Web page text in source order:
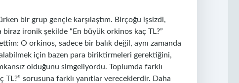
bir grup gençle karşılaştım. Birçoğu işsizdi,
ironik şekilde “En büyük orkinos kaç TL?”
O orkinos, sadece bir balık değil, aynı zamanda
alabilmek için bazen para biriktirmeleri gerektiğini,
olduğunu simgeliyordu. Toplumda farklı
sorusuna farklı yanıtlar vereceklerdir. Daha